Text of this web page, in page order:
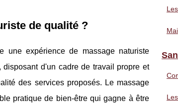
de qualité ?
une expérience de massage naturiste
d'un cadre de travail propre et
des services proposés. Le massage
pratique de bien-être qui gagne à être